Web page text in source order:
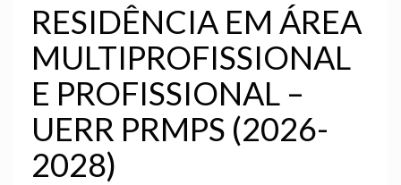
RESIDÊNCIA EM ÁREA
MULTIPROFISSIONAL
E PROFISSIONAL –
UERR PRMPS (2026-
2028)